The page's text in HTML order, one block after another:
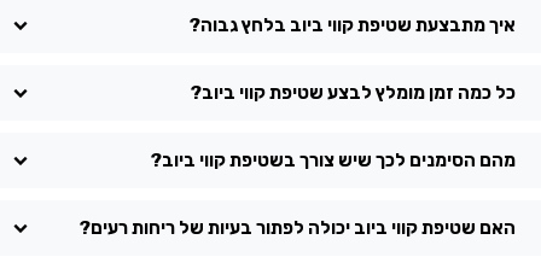
איך מתבצעת שטיפת קווי ביוב בלחץ גבוה?
כל כמה זמן מומלץ לבצע שטיפת קווי ביוב?
מהם הסימנים לכך שיש צורך בשטיפת קווי ביוב?
האם שטיפת קווי ביוב יכולה לפתור בעיות של ריחות רעים?